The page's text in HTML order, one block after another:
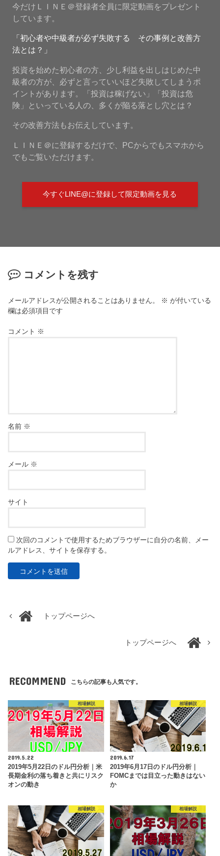
今だけＬＩＮＥ＠登録者全員に限定動画をプレゼント
しています。
「初心者や中級者が必ず失敗する その事例と改善方
法とは？」
投資を始めた初心者の方、少し利益を出しはじめた中
級者の方が、必ずと言っていいほど失敗してしまうポ
イントがあります。「投資は稼げない」「投資は危
険」といっている人の、多くが陥る落とし穴とは？
その改善方法もお伝えしています。
ＬＩＮＥ＠に登録するだけで、PCからでもスマホから
でもご覧いただけます。
今すぐLINE@に登録して限定動画を見る
コメントを残す
メールアドレスが公開されることはありません。 ※ が付いている
欄は必須項目です
コメント ※
名前 ※
メール ※
サイト
次回のコメントで使用するためブラウザーに自分の名前、メー
ルアドレス、サイトを保存する。
トップページへ
トップページへ
RECOMMEND こちらの記事も人気です。
相場解説
2019.5.22
2019年5月22日のドル円分析｜米
長期金利の落ち着きと共にリスク
オンの動き
相場解説
2019.6.17
2019年6月17日のドル円分析｜
FOMCまでは目立った動きはない
か
相場解説 相場解説